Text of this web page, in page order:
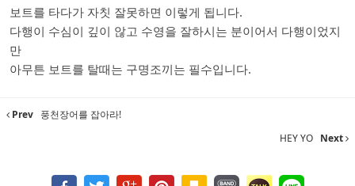
보트를 타다가 자칫 잘못하면 이렇게 됩니다.
다행이 수심이 깊이 않고 수영을 잘하시는 분이어서 다행이었지
만
아무튼 보트를 탈때는 구명조끼는 필수입니다.
Prev 풍천장어를 잡아라!
HEY YO Next